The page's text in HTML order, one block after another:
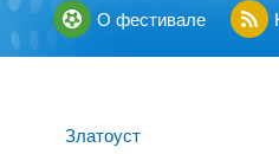
О фестивале
Златоуст